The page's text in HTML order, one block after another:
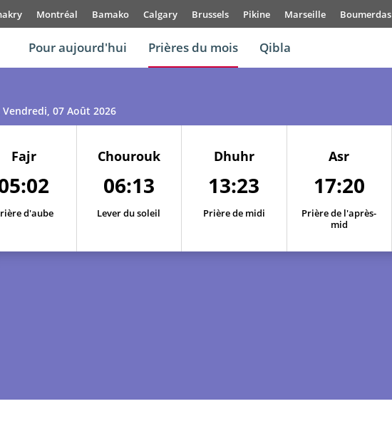
Montréal Bamako Calgary Brussels Pikine Marseille Boumerdas
Pour aujourd'hui Prières du mois Qibla
Vendredi, 07 Août 2026
Fajr
d'aube
Chourouk
06:13
Lever du soleil
Dhuhr
13:23
Prière de midi
Asr
17:20
Prière de l'après-
mid